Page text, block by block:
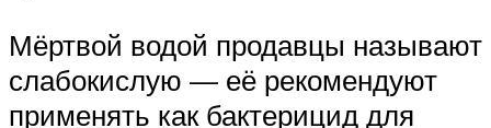
Мёртвой водой продавцы называют
слабокислую — её рекомендуют
применять как бактерицид для